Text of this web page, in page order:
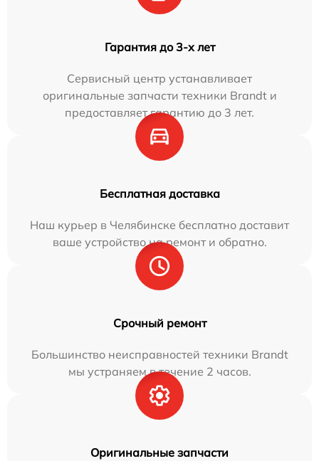
Гарантия до 3-х лет
Сервисный центр устанавливает
оригинальные запчасти техники Brandt и
предоставляет гарантию до 3 лет.
Бесплатная доставка
Наш курьер в Челябинске бесплатно доставит
ваше устройство на ремонт и обратно.
Срочный ремонт
Большинство неисправностей техники Brandt
мы устраняем в течение 2 часов.
Оригинальные запчасти